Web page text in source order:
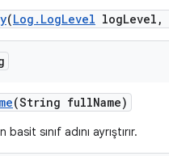
(Log . LogLevel logLevel ,
(String fullName)
basit sınıf adını ayrıştırır.